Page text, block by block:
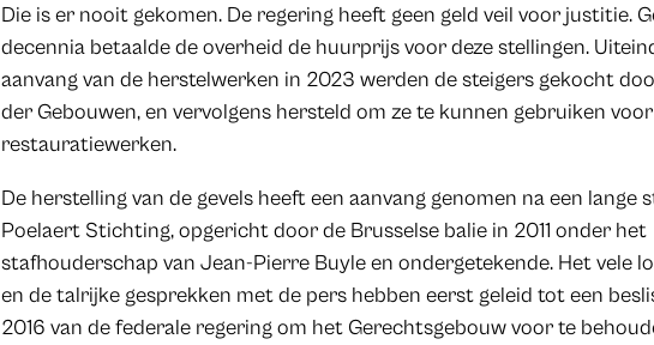
Die is er nooit gekomen. De regering heeft geen geld veil voor justitie.
decennia betaalde de overheid de huurprijs voor deze stellingen.
aanvang van de herstelwerken in 2023 werden de steigers gekocht
der Gebouwen, en vervolgens hersteld om ze te kunnen gebruiken
restauratiewerken.
De herstelling van de gevels heeft een aanvang genomen na een lange
Poelaert Stichting, opgericht door de Brusselse balie in 2011 onder het
stafhouderschap van Jean-Pierre Buyle en ondergetekende. Het vele
en de talrijke gesprekken met de pers hebben eerst geleid tot een
2016 van de federale regering om het Gerechtsgebouw voor te